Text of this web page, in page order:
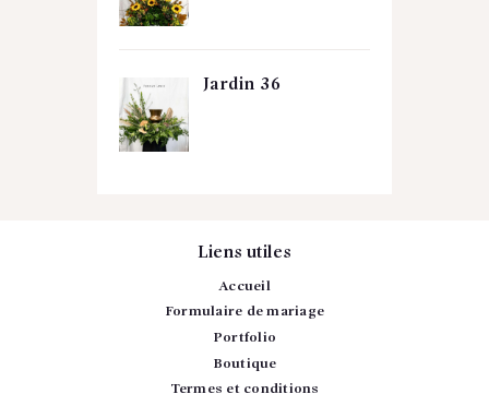
Jardin 36
Liens utiles
Accueil
Formulaire de mariage
Portfolio
Boutique
Termes et conditions